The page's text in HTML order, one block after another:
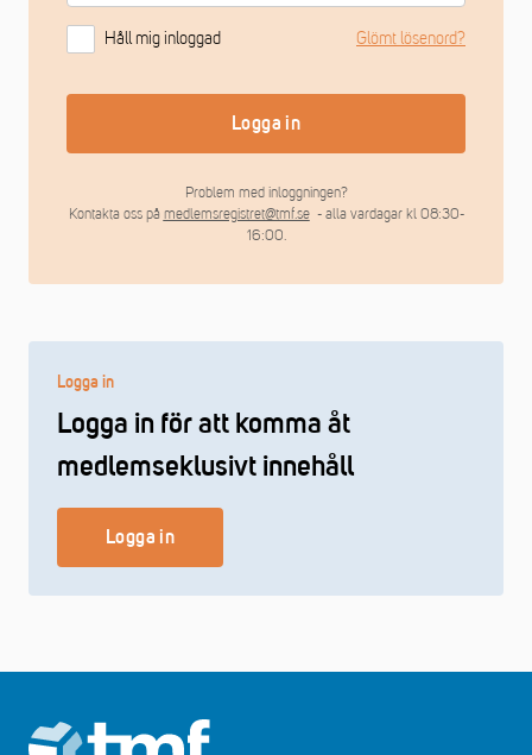
Logga in
Logga in för att komma åt
medlemseklusivt innehåll
Logga in
Håll mig inloggad Glömt lösenord?
Logga in
Problem med inloggningen?
Kontakta oss på medlemsregistret@tmf.se- alla vardagar kl 08:30-
16:00.
Footer